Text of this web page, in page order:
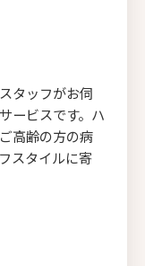
タッフがお伺
ービスです。ハ
高齢の方の病
スタイルに寄